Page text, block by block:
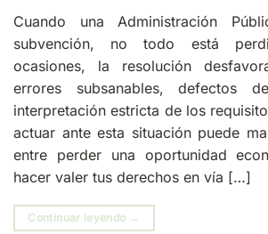
Cuando una Administración
subvención, no todo está
ocasiones, la resolución
errores subsanables, defectos
interpretación estricta de los
actuar ante esta situación puede
entre perder una oportunidad
hacer valer tus derechos en vía […]
Continuar leyendo →